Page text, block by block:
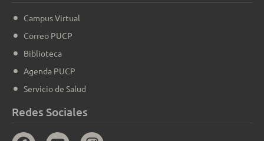
Campus Virtual
Correo PUCP
Biblioteca
Agenda PUCP
Servicio de Salud
Redes Sociales